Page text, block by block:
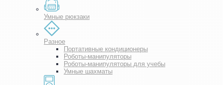
Умные рюкзаки
Разное
Портативные кондиционеры
Роботы-манипуляторы
Роботы-манипуляторы для учебы
Умные шахматы